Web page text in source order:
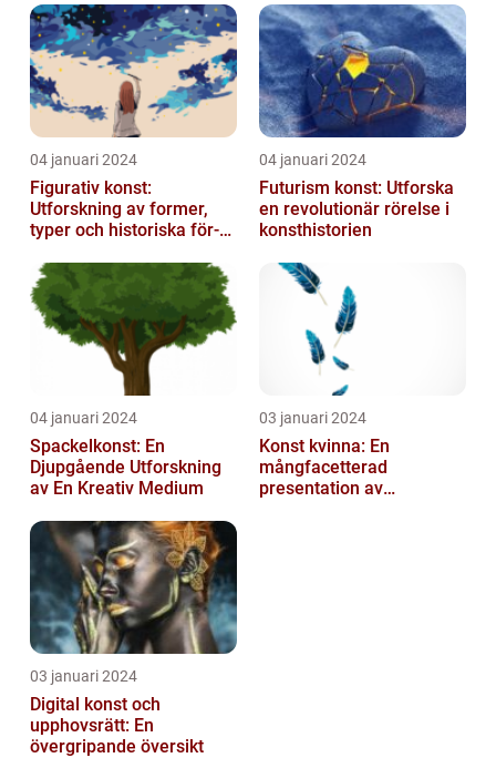
04 januari 2024
Figurativ konst:
Utforskning av former,
typer och historiska för-
04 januari 2024
Futurism konst: Utforska
en revolutionär rörelse i
konsthistorien
04 januari 2024
Spackelkonst: En
Djupgående Utforskning
av En Kreativ Medium
03 januari 2024
Konst kvinna: En
mångfacetterad
presentation av
03 januari 2024
Digital konst och
upphovsrätt: En
övergripande översikt